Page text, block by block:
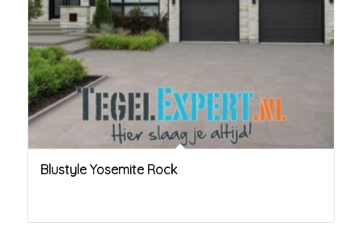
Blustyle Yosemite Rock